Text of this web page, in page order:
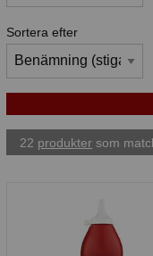
Sortera efter
22 produkter som